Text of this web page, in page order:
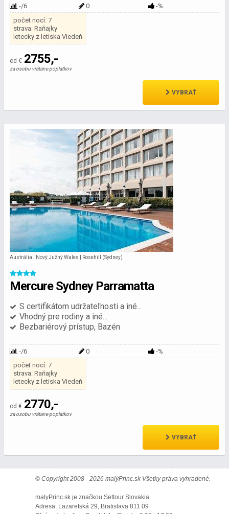
-/6 0
-%
počet nocí: 7
strava: Raňajky
letecky z letiska Viedeň
od € 2755,-
za osobu vrátane poplatkov
VYBRAŤ
Austrália | Nový Južný Wales | Rosehill (Sydney)
Mercure Sydney Parramatta
S certifikátom udržateľnosti a iné...
Vhodný pre rodiny a iné...
Bezbariérový prístup, Bazén
-/6 0
-%
počet nocí: 7
strava: Raňajky
letecky z letiska Viedeň
od € 2770,-
za osobu vrátane poplatkov
VYBRAŤ
© Copyright 2008 - 2026 malýPrinc.sk Všetky práva vyhradené.
malyPrinc.sk je značkou Settour Slovakia
Adresa: Lazaretská 29, Bratislava 811 09